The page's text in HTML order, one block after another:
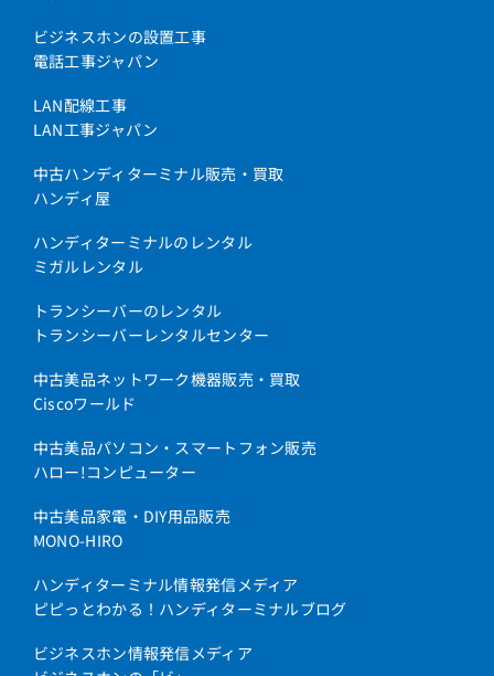
ビジネスホンの設置工事
電話工事ジャパン
LAN配線工事
LAN工事ジャパン
中古ハンディターミナル販売・買取
ハンディ屋
ハンディターミナルのレンタル
ミガルレンタル
トランシーバーのレンタル
トランシーバーレンタルセンター
中古美品ネットワーク機器販売・買取
Ciscoワールド
中古美品パソコン・スマートフォン販売
ハロー!コンピューター
中古美品家電・DIY用品販売
MONO-HIRO
ハンディターミナル情報発信メディア
ピピっとわかる！ハンディターミナルブログ
ビジネスホン情報発信メディア